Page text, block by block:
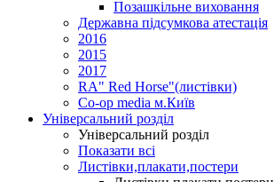
Позашкільне виховання
Державна підсумкова атестація
2016
2015
2017
RA" Red Horse"(листівки)
Co-op media м.Київ
Універсальний розділ
Універсальний розділ
Показати всі
Листівки,плакати,постери